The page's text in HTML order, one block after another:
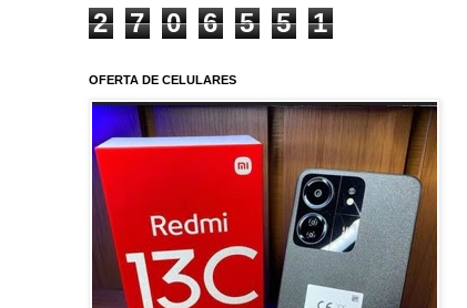
2 7 0 6 5 5 1
OFERTA DE CELULARES